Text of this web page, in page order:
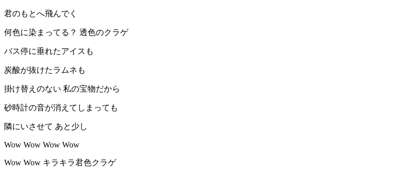
君のもとへ飛んでく
何色に染まってる？ 透色のクラゲ
バス停に垂れたアイスも
炭酸が抜けたラムネも
掛け替えのない 私の宝物だから
砂時計の音が消えてしまっても
隣にいさせて あと少し
Wow Wow Wow Wow
Wow Wow キラキラ君色クラゲ